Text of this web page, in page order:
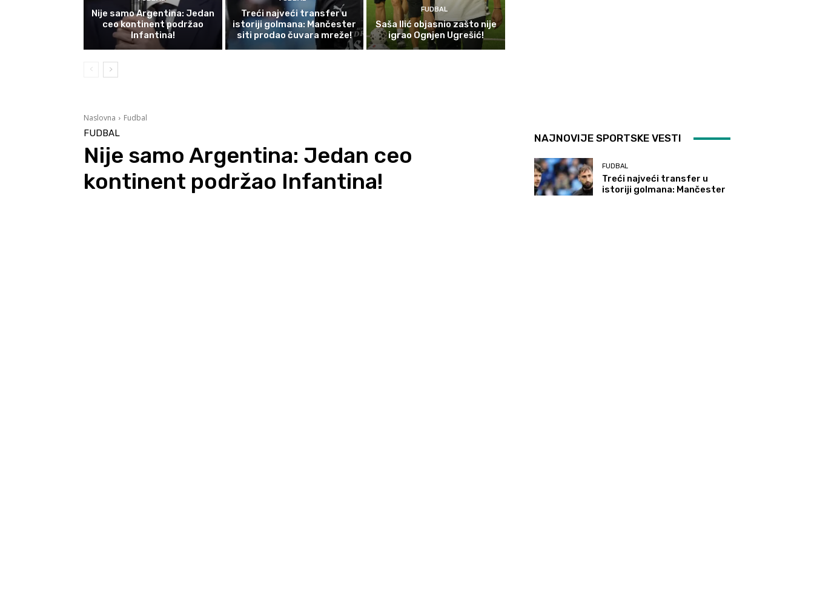
Nije samo Argentina: Jedan
ceo kontinent podržao
Infantina!
Treći najveći transfer u
istoriji golmana: Mančester
siti prodao čuvara mreže!
FUDBAL
Saša Ilić objasnio zašto nije
igrao Ognjen Ugrešić!